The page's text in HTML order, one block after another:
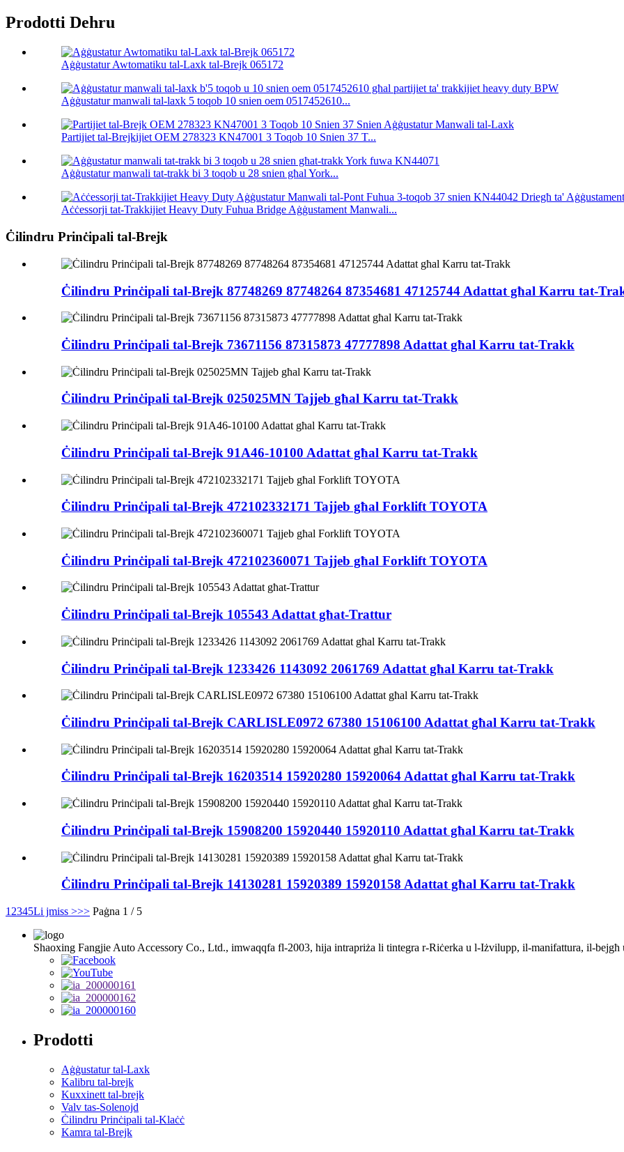
Prodotti Dehru
Aġġustatur Awtomatiku tal-Laxk tal-Brejk 065172
Aġġustatur manwali tal-laxk 5 toqob 10 snien oem 0517452610...
Partijiet tal-Brejkijiet OEM 278323 KN47001 3 Toqob 10 Snien 37 T...
Aġġustatur manwali tat-trakk bi 3 toqob u 28 snien għal York...
Aċċessorji tat-Trakkijiet Heavy Duty Fuhua Bridge Aġġustament Manwali...
Ċilindru Prinċipali tal-Brejk
Ċilindru Prinċipali tal-Brejk 87748269 87748264 87354681 47125744 Adattat għal Karru tat-
Ċilindru Prinċipali tal-Brejk 73671156 87315873 47777898 Adattat għal Karru tat-Trakk
Ċilindru Prinċipali tal-Brejk 025025MN Tajjeb għal Karru tat-Trakk
Ċilindru Prinċipali tal-Brejk 91A46-10100 Adattat għal Karru tat-Trakk
Ċilindru Prinċipali tal-Brejk 472102332171 Tajjeb għal Forklift TOYOTA
Ċilindru Prinċipali tal-Brejk 472102360071 Tajjeb għal Forklift TOYOTA
Ċilindru Prinċipali tal-Brejk 105543 Adattat għat-Trattur
Ċilindru Prinċipali tal-Brejk 1233426 1143092 2061769 Adattat għal Karru tat-Trakk
Ċilindru Prinċipali tal-Brejk CARLISLE0972 67380 15106100 Adattat għal Karru tat-Trakk
Ċilindru Prinċipali tal-Brejk 16203514 15920280 15920064 Adattat għal Karru tat-Trakk
Ċilindru Prinċipali tal-Brejk 15908200 15920440 15920110 Adattat għal Karru tat-Trakk
Ċilindru Prinċipali tal-Brejk 14130281 15920389 15920158 Adattat għal Karru tat-Trakk
1 2345Li jmiss >>> Paġna 1 / 5
Shaoxing Fangjie Auto Accessory Co., Ltd., imwaqqfa fl-2003, hija intrapriża li tintegra r-Riċerka u l-Iżvilupp, il-manifattura, il-bejgħ
Prodotti
Aġġustatur tal-Laxk
Kalibru tal-brejk
Kuxxinett tal-brejk
Valv tas-Solenojd
Ċilindru Prinċipali tal-Klaċċ
Kamra tal-Brejk